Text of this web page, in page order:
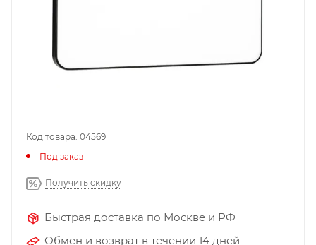
Код товара: 04569
Под заказ
Получить скидку
Быстрая доставка по Москве и РФ
Обмен и возврат в течении 14 дней